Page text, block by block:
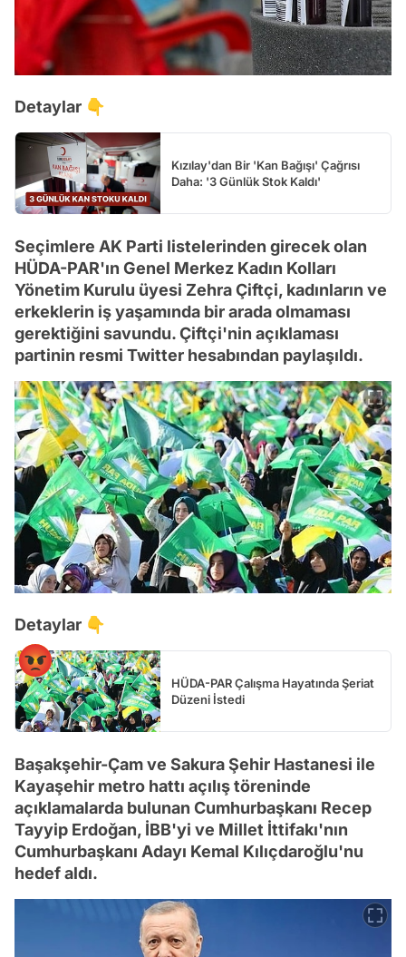
Detaylar 👇
Kızılay'dan Bir 'Kan Bağışı' Çağrısı
Daha: '3 Günlük Stok Kaldı'
Seçimlere AK Parti listelerinden girecek olan
HÜDA-PAR'ın Genel Merkez Kadın Kolları
Yönetim Kurulu üyesi Zehra Çiftçi, kadınların ve
erkeklerin iş yaşamında bir arada olmaması
gerektiğini savundu. Çiftçi'nin açıklaması
partinin resmi Twitter hesabından paylaşıldı.
Detaylar 👇
HÜDA-PAR Çalışma Hayatında Şeriat
Düzeni İstedi
Başakşehir-Çam ve Sakura Şehir Hastanesi ile
Kayaşehir metro hattı açılış töreninde
açıklamalarda bulunan Cumhurbaşkanı Recep
Tayyip Erdoğan, İBB'yi ve Millet İttifakı'nın
Cumhurbaşkanı Adayı Kemal Kılıçdaroğlu'nu
hedef aldı.